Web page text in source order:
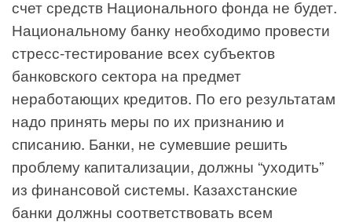
счет средств Национального фонда не будет.
Национальному банку необходимо провести
стресс-тестирование всех субъектов
банковского сектора на предмет
неработающих кредитов. По его результатам
надо принять меры по их признанию и
списанию. Банки, не сумевшие решить
проблему капитализации, должны “уходить”
из финансовой системы. Казахстанские
банки должны соответствовать всем